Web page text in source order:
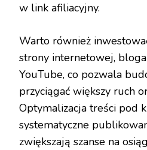
w link afiliacyjny.
Warto również
strony internetowej,
YouTube, co pozwala
przyciągać większy ruch
Optymalizacja treści pod
systematyczne
zwiększają szanse na